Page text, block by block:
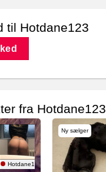
til Hotdane123
fra Hotdane123
Hotdane123
Ny sælger